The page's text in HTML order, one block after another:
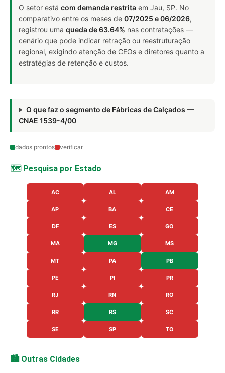
O setor está com demanda restrita em Jau, SP. No
comparativo entre os meses de 07/2025 e 06/2026,
registrou uma queda de 63.64% nas contratações —
cenário que pode indicar retração ou reestruturação
regional, exigindo atenção de CEOs e diretores quanto a
estratégias de retenção e custos.
O que faz o segmento de Fábricas de Calçados —
CNAE 1539-4/00
dados prontos verificar
🗺️ Pesquisa por Estado
AC AL AM
AP BA CE
DF ES GO
MA MG MS
MT PA PB
PE PI PR
RJ RN RO
RR RS SC
SE SP TO
🏙️ Outras Cidades